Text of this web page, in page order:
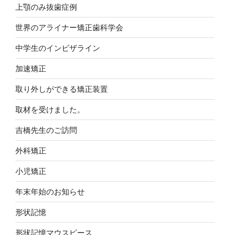
上顎のみ抜歯症例
世界のアライナー矯正歯科学会
中学生のインビザライン
加速矯正
取り外しができる矯正装置
取材を受けました。
吉橋先生のご訪問
外科矯正
小児矯正
年末年始のお知らせ
形状記憶
形状記憶マウスピース